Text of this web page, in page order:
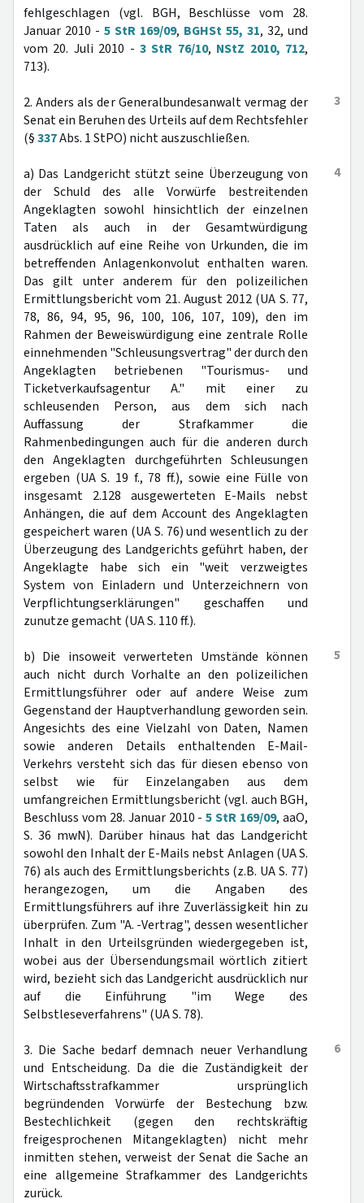
fehlgeschlagen (vgl. BGH, Beschlüsse vom 28.
Januar 2010 - 5 StR 169/09, BGHSt 55, 31, 32, und
vom 20. Juli 2010 - 3 StR 76/10, NStZ 2010, 712,
713).
3
2. Anders als der Generalbundesanwalt vermag der
Senat ein Beruhen des Urteils auf dem Rechtsfehler
(§337Abs. 1 StPO) nicht auszuschließen.
4
a) Das Landgericht stützt seine Überzeugung von
der Schuld des alle Vorwürfe bestreitenden
Angeklagten sowohl hinsichtlich der einzelnen
Taten als auch in der Gesamtwürdigung
ausdrücklich auf eine Reihe von Urkunden, die im
betreffenden Anlagenkonvolut enthalten waren.
Das gilt unter anderem für den polizeilichen
Ermittlungsbericht vom 21. August 2012 (UA S. 77,
78, 86, 94, 95, 96, 100, 106, 107, 109), den im
Rahmen der Beweiswürdigung eine zentrale Rolle
einnehmenden "Schleusungsvertrag" der durch den
Angeklagten betriebenen "Tourismus- und
Ticketverkaufsagentur A." mit einer zu
schleusenden Person, aus dem sich nach
Auffassung der Strafkammer die
Rahmenbedingungen auch für die anderen durch
den Angeklagten durchgeführten Schleusungen
ergeben (UA S. 19 f., 78 ff.), sowie eine Fülle von
insgesamt 2.128 ausgewerteten E-Mails nebst
Anhängen, die auf dem Account des Angeklagten
gespeichert waren (UA S. 76) und wesentlich zu der
Überzeugung des Landgerichts geführt haben, der
Angeklagte habe sich ein "weit verzweigtes
System von Einladern und Unterzeichnern von
Verpflichtungserklärungen" geschaffen und
zunutze gemacht (UA S. 110 ff.).
5
b) Die insoweit verwerteten Umstände können
auch nicht durch Vorhalte an den polizeilichen
Ermittlungsführer oder auf andere Weise zum
Gegenstand der Hauptverhandlung geworden sein.
Angesichts des eine Vielzahl von Daten, Namen
sowie anderen Details enthaltenden E-Mail-
Verkehrs versteht sich das für diesen ebenso von
selbst wie für Einzelangaben aus dem
umfangreichen Ermittlungsbericht (vgl. auch BGH,
Beschluss vom 28. Januar 2010 -5 StR 169/09, aaO,
S. 36 mwN). Darüber hinaus hat das Landgericht
sowohl den Inhalt der E-Mails nebst Anlagen (UA S.
76) als auch des Ermittlungsberichts (z.B. UA S. 77)
herangezogen, um die Angaben des
Ermittlungsführers auf ihre Zuverlässigkeit hin zu
überprüfen. Zum "A. -Vertrag", dessen wesentlicher
Inhalt in den Urteilsgründen wiedergegeben ist,
wobei aus der Übersendungsmail wörtlich zitiert
wird, bezieht sich das Landgericht ausdrücklich nur
auf die Einführung "im Wege des
Selbstleseverfahrens" (UA S. 78).
6
3. Die Sache bedarf demnach neuer Verhandlung
und Entscheidung. Da die die Zuständigkeit der
Wirtschaftsstrafkammer ursprünglich
begründenden Vorwürfe der Bestechung bzw.
Bestechlichkeit (gegen den rechtskräftig
freigesprochenen Mitangeklagten) nicht mehr
inmitten stehen, verweist der Senat die Sache an
eine allgemeine Strafkammer des Landgerichts
zurück.